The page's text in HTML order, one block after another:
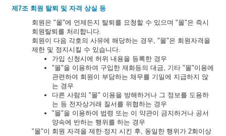
제7조 회원 탈퇴 및 자격 상실 등
회원은 "몰"에 언제든지 탈퇴를 요청할 수 있으며 "몰"은 즉시
회원탈퇴를 처리합니다.
회원이 다음 각호의 사유에 해당하는 경우, "몰"은 회원자격을
제한 및 정지시킬 수 있습니다.
가입 신청시에 허위 내용을 등록한 경우
"몰"을 이용하여 구입한 재화등의 대금, 기타 "몰"이용에
관련하여 회원이 부담하는 채무를 기일에 지급하지 않
는 경우
다른 사람의 "몰" 이용을 방해하거나 그 정보를 도용하
는 등 전자상거래 질서를 위협하는 경우
"몰"을 이용하여 법령 또는 이 약관이 금지하거나 공서
양속에 반하는 행위를 하는 경우
"몰"이 회원 자격을 제한·정지 시킨 후, 동일한 행위가 2회이상